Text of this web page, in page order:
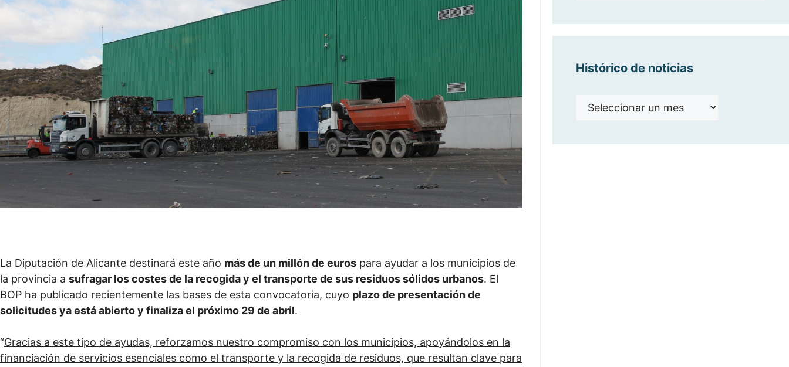
La Diputación de Alicante destinará este año más de un millón de euros para ayudar a los municipios de
la provincia a sufragar los costes de la recogida y el transporte de sus residuos sólidos urbanos. El
BOP ha publicado recientemente las bases de esta convocatoria, cuyo plazo de presentación de
solicitudes ya está abierto y finaliza el próximo 29 de abril.
“Gracias a este tipo de ayudas, reforzamos nuestro compromiso con los municipios, apoyándolos en la
financiación de servicios esenciales como el transporte y la recogida de residuos, que resultan clave para
Histórico de noticias
Histórico